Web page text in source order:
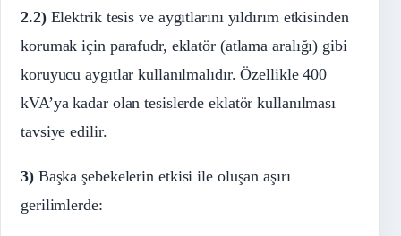
2.2)Elektrik tesis ve aygıtlarını yıldırım etkisinden
korumak için parafudr, eklatör (atlama aralığı) gibi
koruyucu aygıtlar kullanılmalıdır. Özellikle 400
kVA’ya kadar olan tesislerde eklatör kullanılması
tavsiye edilir.
3)Başka şebekelerin etkisi ile oluşan aşırı
gerilimlerde: